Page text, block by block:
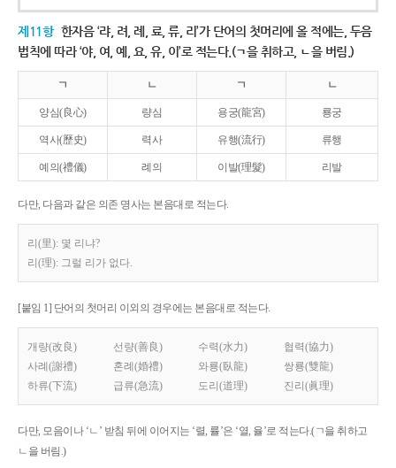
제11항 한자음 ‘랴, 려, 례, 료, 류, 리’가 단어의 첫머리에 올 적에는, 두음
법칙에 따라 ‘야, 여, 예, 요, 유, 이’로 적는다.(ㄱ을 취하고, ㄴ을 버림.)
ㄱ ㄴ ㄱ ㄴ
양심(良心) 량심 용궁(龍宮) 룡궁
역사(歷史) 력사 유행(流行) 류행
예의(禮儀) 례의 이발(理髮) 리발
다만, 다음과 같은 의존 명사는 본음대로 적는다.
리(里): 몇 리냐?
리(理): 그럴 리가 없다.
[붙임 1] 단어의 첫머리 이외의 경우에는 본음대로 적는다.
개량(改良) 선량(善良) 수력(水力)
협력(協力)
사례(謝禮)
혼례(婚禮) 와룡(臥龍)
쌍룡(雙龍)
하류(下流)
급류(急流) 도리(道理) 진리(眞理)
다만, 모음이나 ‘ㄴ’ 받침 뒤에 이어지는 ‘렬, 률’은 ‘열, 율’로 적는다.(ㄱ을 취하고
ㄴ을 버림.)